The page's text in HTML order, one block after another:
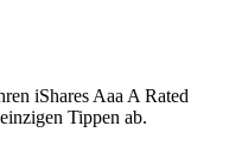
iShares Aaa A Rated
Tippen ab.